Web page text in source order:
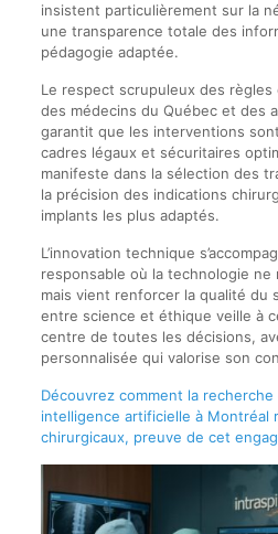
insistent particulièrement sur la
une transparence totale des
pédagogie adaptée.
Le respect scrupuleux des règles
des médecins du Québec et des
garantit que les interventions
cadres légaux et sécuritaires
manifeste dans la sélection des
la précision des indications
implants les plus adaptés.
L’innovation technique
responsable où la technologie ne
mais vient renforcer la qualité du
entre science et éthique veille à
centre de toutes les décisions,
personnalisée qui valorise son
Découvrez comment la
intelligence artificielle à Montréal
chirurgicaux, preuve de cet